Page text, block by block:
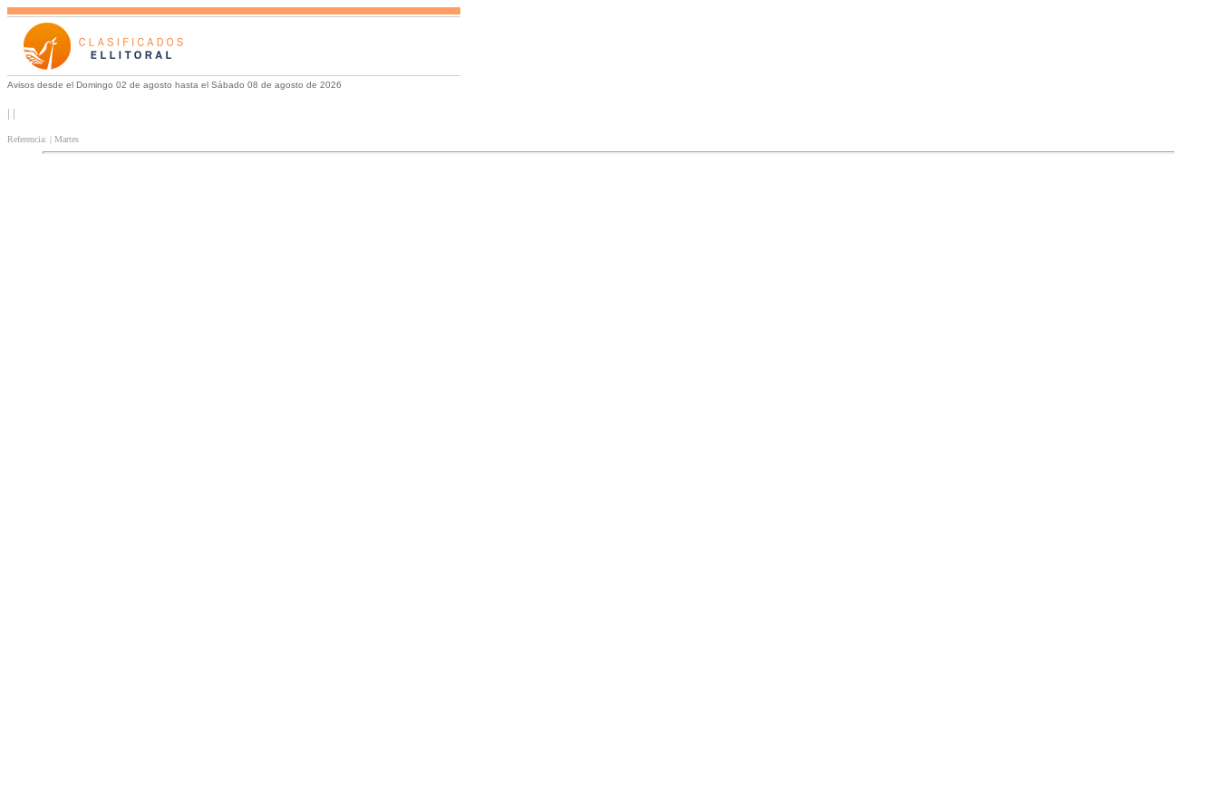
Avisos desde el Domingo 02 de agosto hasta el Sábado 08 de agosto de 2026
| |
Referencia: | Martes